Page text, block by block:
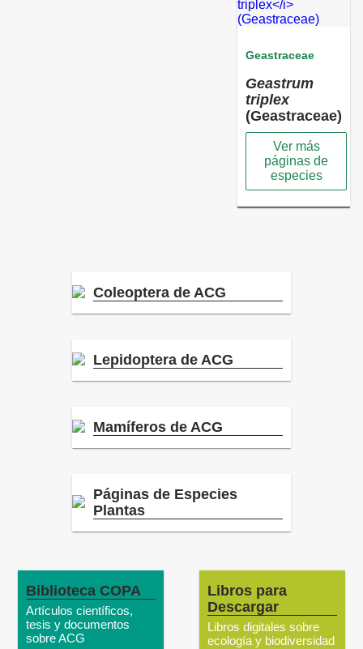
Geastraceae
Geastrum
triplex
(Geastraceae)
Ver más
páginas de
especies
Coleoptera de ACG
Lepidoptera de ACG
Mamíferos de ACG
Páginas de Especies
Plantas
Biblioteca COPA
Artículos científicos,
tesis y documentos
sobre ACG
Libros para
Descargar
Libros digitales sobre
ecología y biodiversidad